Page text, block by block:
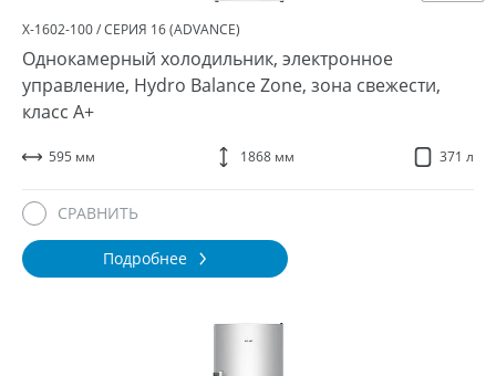
Х-1602-100 / СЕРИЯ 16 (ADVANCE)
Однокамерный холодильник, электронное
управление, Hydro Balance Zone, зона свежести,
класс A+
595 мм 1868 мм 371 л
Подробнее
СРАВНИТЬ